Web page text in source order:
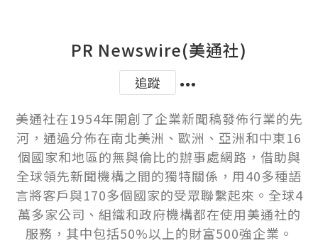
PR Newswire(美通社)
追蹤
美通社在1954年開創了企業新聞稿發佈行業的先
河，通過分佈在南北美洲、歐洲、亞洲和中東16
個國家和地區的無與倫比的辦事處網路，借助與
全球領先新聞機構之間的獨特關係，用40多種語
言將客戶與170多個國家的受眾聯繫起來。全球4
萬多家公司、組織和政府機構都在使用美通社的
服務，其中包括50%以上的財富500強企業。